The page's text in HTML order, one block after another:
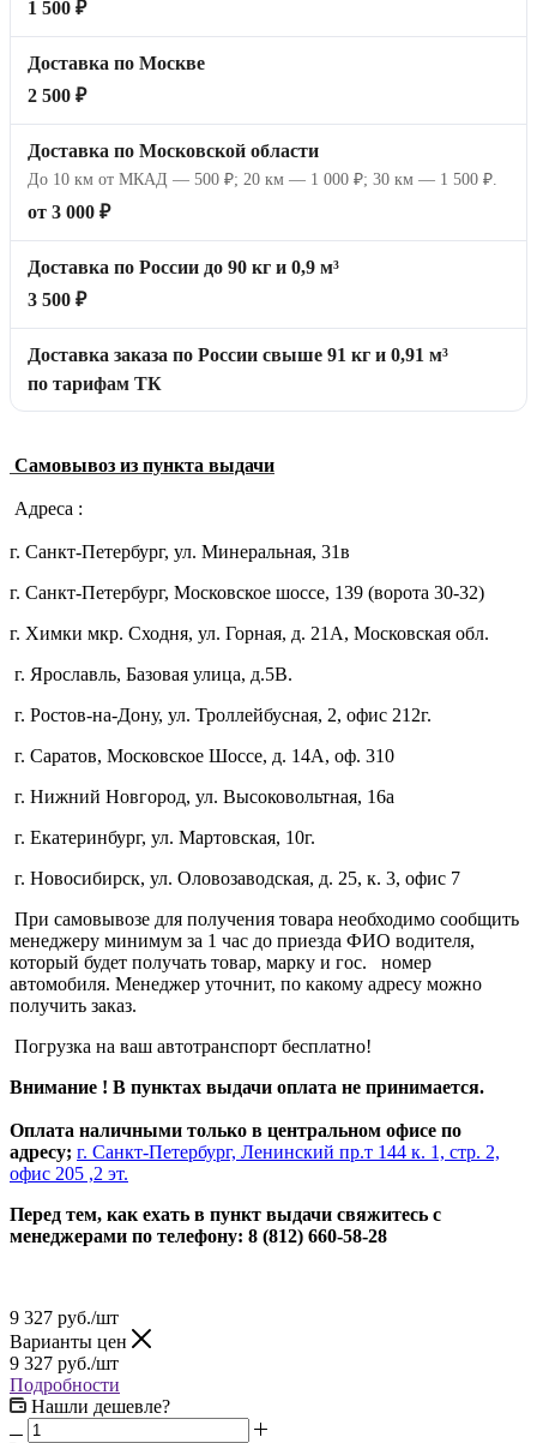
1 500 ₽
Доставка по Москве
2 500 ₽
Доставка по Московской области
До 10 км от МКАД — 500 ₽; 20 км — 1 000 ₽; 30 км — 1 500 ₽.
от 3 000 ₽
Доставка по России до 90 кг и 0,9 м³
3 500 ₽
Доставка заказа по России свыше 91 кг и 0,91 м³
по тарифам ТК
Самовывоз из пункта выдачи
Адреса :
г. Санкт-Петербург, ул. Минеральная, 31в
г. Санкт-Петербург, Московское шоссе, 139 (ворота 30-32)
г. Химки мкр. Сходня, ул. Горная, д. 21А, Московская обл.
г. Ярославль, Базовая улица, д.5В.
г. Ростов-на-Дону, ул. Троллейбусная, 2, офис 212г.
г. Саратов, Московское Шоссе, д. 14А, оф. 310
г. Нижний Новгород, ул. Высоковольтная, 16а
г. Екатеринбург, ул. Мартовская, 10г.
г. Новосибирск, ул. Оловозаводская, д. 25, к. 3, офис 7
При самовывозе для получения товара необходимо сообщить
менеджеру минимум за 1 час до приезда ФИО водителя,
который будет получать товар, марку и гос. номер
автомобиля. Менеджер уточнит, по какому адресу можно
получить заказ.
Погрузка на ваш автотранспорт бесплатно!
Внимание ! В пунктах выдачи оплата не принимается.
Оплата наличными только в центральном офисе по
адресу; г. Санкт-Петербург, Ленинский пр.т 144 к. 1, стр. 2,
офис 205 ,2 эт.
Перед тем, как ехать в пункт выдачи свяжитесь с
менеджерами по телефону: 8 (812) 660-58-28
9 327 руб./шт
Варианты цен
9 327 руб./шт
Подробности
Нашли дешевле?